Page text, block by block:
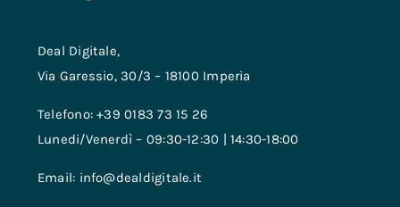
Deal Digitale,
Via Garessio, 30/3 – 18100 Imperia
Telefono: +39 0183 73 15 26
Lunedi/Venerdì – 09:30-12:30 | 14:30-18:00
Email: info@dealdigitale.it